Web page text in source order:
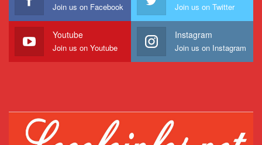
Join us on Facebook Join us on Twitter
Youtube
Join us on Youtube
Instagram
Join us on Instagram